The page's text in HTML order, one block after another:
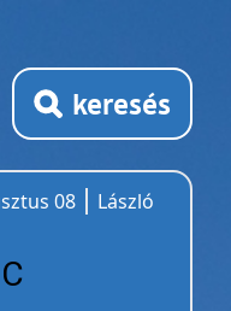
keresés
08
László